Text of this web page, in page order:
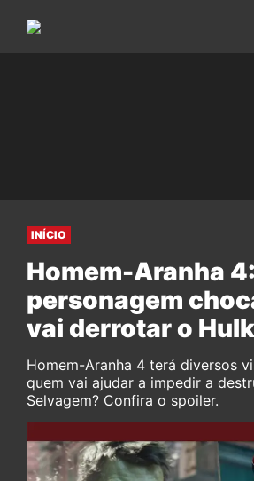
INÍCIO
Homem-Aranha
personagem
vai derrotar o Hulk
Homem-Aranha 4 terá diversos
quem vai ajudar a impedir a
Selvagem? Confira o spoiler.